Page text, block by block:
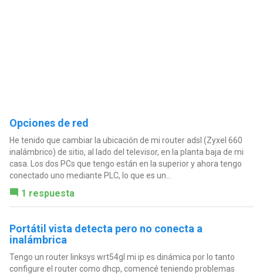
Opciones de red
He tenido que cambiar la ubicación de mi router adsl (Zyxel 660
inalámbrico) de sitio, al lado del televisor, en la planta baja de mi
casa. Los dos PCs que tengo están en la superior y ahora tengo
conectado uno mediante PLC, lo que es un...
1 respuesta
Portátil vista detecta pero no conecta a
inalámbrica
Tengo un router linksys wrt54gl mi ip es dinámica por lo tanto
configure el router como dhcp, comencé teniendo problemas